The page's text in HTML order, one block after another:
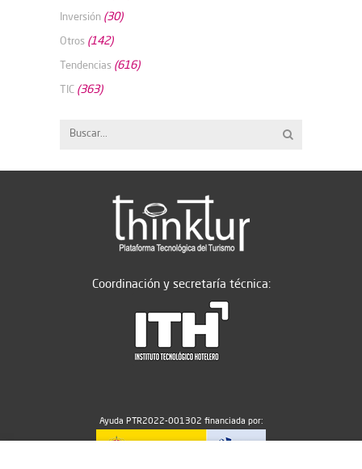
Inversión (30)
Otros (142)
Tendencias (616)
TIC (363)
Coordinación y secretaría técnica:
Ayuda PTR2022-001302 financiada por: